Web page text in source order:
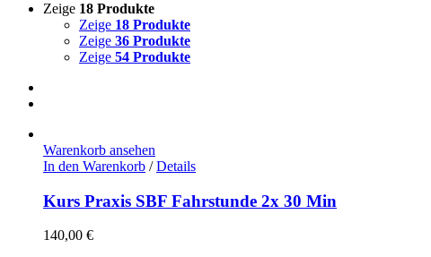
Zeige 18 Produkte
Zeige 18 Produkte
Zeige 36 Produkte
Zeige 54 Produkte
Warenkorb ansehen
In den Warenkorb / Details
Kurs Praxis SBF Fahrstunde 2x 30 Min
140,00 €